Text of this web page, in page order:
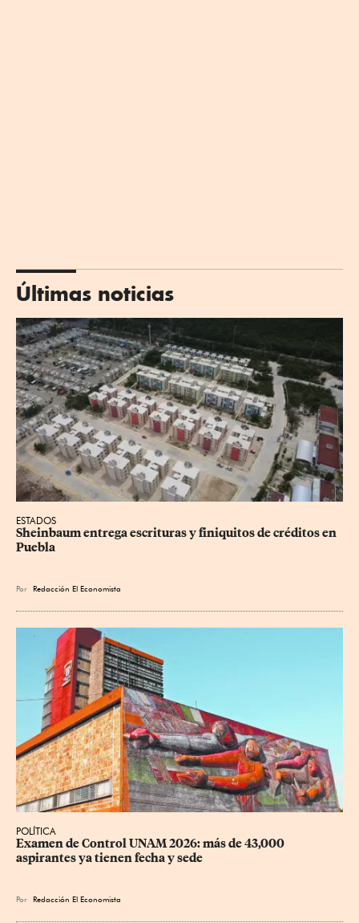
Últimas noticias
ESTADOS
Sheinbaum entrega escrituras y finiquitos de créditos en
Puebla
Por Redacción El Economista
POLÍTICA
Examen de Control UNAM 2026: más de 43,000
aspirantes ya tienen fecha y sede
Por Redacción El Economista